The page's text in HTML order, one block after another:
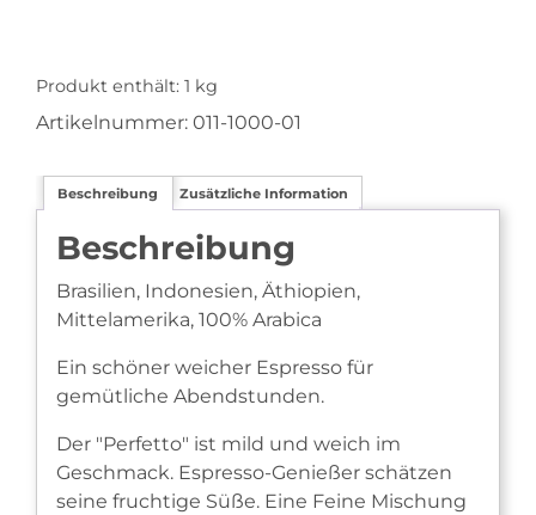
Produkt enthält: 1 kg
Artikelnummer: 011-1000-01
Beschreibung Zusätzliche Information
Beschreibung
Brasilien, Indonesien, Äthiopien,
Mittelamerika, 100% Arabica
Ein schöner weicher Espresso für
gemütliche Abendstunden.
Der "Perfetto" ist mild und weich im
Geschmack. Espresso-Genießer schätzen
seine fruchtige Süße. Eine Feine Mischung